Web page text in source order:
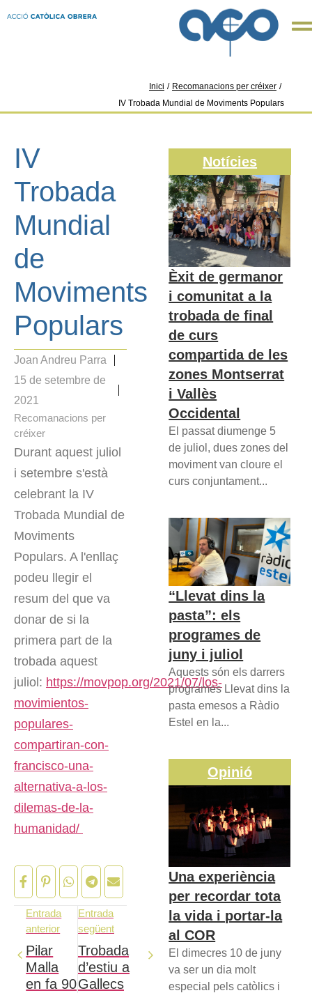
Inici / Recomanacions per créixer /
IV Trobada Mundial de Moviments Populars
IV
Trobada
Mundial
de
Moviments
Populars
Joan Andreu Parra
15 de setembre de
2021
Recomanacions per
créixer
Durant aquest juliol
i setembre s'està
celebrant la IV
Trobada Mundial de
Moviments
Populars. A l'enllaç
podeu llegir el
resum del que va
donar de si la
primera part de la
trobada aquest
juliol: https://movpop.org/2021/07/los-
movimientos-
populares-
compartiran-con-
francisco-una-
alternativa-a-los-
dilemas-de-la-
humanidad/
Entrada
anterior
Pilar
Malla
en fa 90
Entrada
següent
Trobada
d’estiu a
Gallecs
Notícies
Èxit de germanor
i comunitat a la
trobada de final
de curs
compartida de les
zones Montserrat
i Vallès
Occidental
El passat diumenge 5
de juliol, dues zones del
moviment van cloure el
curs conjuntament...
“Llevat dins la
pasta”: els
programes de
juny i juliol
Aquests són els darrers
programes Llevat dins la
pasta emesos a Ràdio
Estel en la...
Opinió
Una experiència
per recordar tota
la vida i portar-la
al COR
El dimecres 10 de juny
va ser un dia molt
especial pels catòlics i